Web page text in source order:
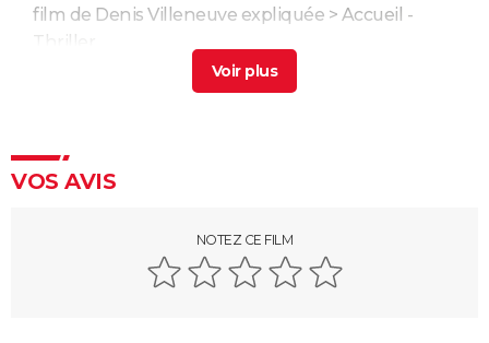
film de Denis Villeneuve expliquée > Accueil -
Thriller
Enemy : que signifie la fin du film ? Tentative
Netflix
L'Odyssée : "chef d'oeuvre épique", "expérience
L'Etranger : que vaut l'adaptation du roman d'Albert
Camus par François Ozon ? L'avis des critiques
VOS AVIS
NOTEZ CE FILM